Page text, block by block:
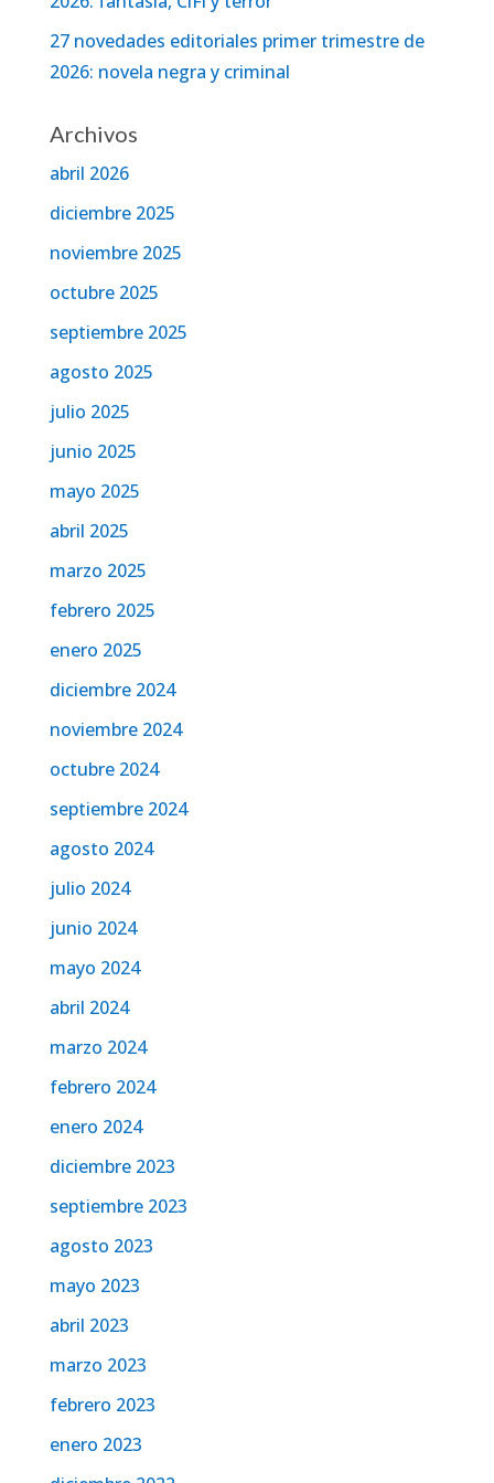
27 novedades editoriales primer trimestre de
2026: novela negra y criminal
Archivos
abril 2026
diciembre 2025
noviembre 2025
octubre 2025
septiembre 2025
agosto 2025
julio 2025
junio 2025
mayo 2025
abril 2025
marzo 2025
febrero 2025
enero 2025
diciembre 2024
noviembre 2024
octubre 2024
septiembre 2024
agosto 2024
julio 2024
junio 2024
mayo 2024
abril 2024
marzo 2024
febrero 2024
enero 2024
diciembre 2023
septiembre 2023
agosto 2023
mayo 2023
abril 2023
marzo 2023
febrero 2023
enero 2023